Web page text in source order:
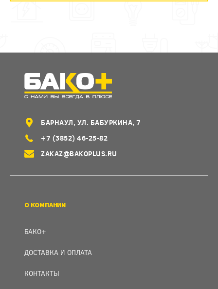
БАРНАУЛ, УЛ. БАБУРКИНА, 7
+7 (3852) 46-25-82
ZAKAZ@BAKOPLUS.RU
О КОМПАНИИ
БАКО+
ДОСТАВКА И ОПЛАТА
КОНТАКТЫ